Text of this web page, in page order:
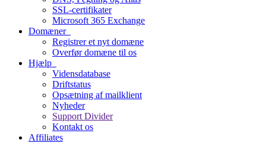
SSL-certifikater
Microsoft 365 Exchange
Domæner
Registrer et nyt domæne
Overfør domæne til os
Hjælp
Vidensdatabase
Driftstatus
Opsætning af mailklient
Nyheder
Support Divider
Kontakt os
Affiliates